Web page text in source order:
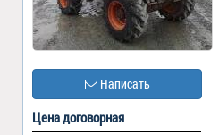
Написать
Цена договорная